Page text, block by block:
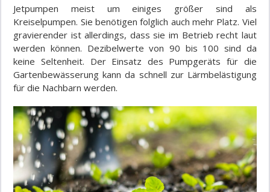
Jetpumpen meist um einiges größer sind als
Kreiselpumpen. Sie benötigen folglich auch mehr Platz. Viel
gravierender ist allerdings, dass sie im Betrieb recht laut
werden können. Dezibelwerte von 90 bis 100 sind da
keine Seltenheit. Der Einsatz des Pumpgeräts für die
Gartenbewässerung kann da schnell zur Lärmbelästigung
für die Nachbarn werden.